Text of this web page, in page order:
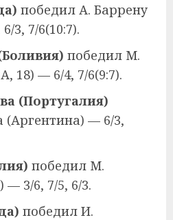
победил А. Баррену
3, 7/6(10:7).
победил М.
18) — 6/4, 7/6(9:7).
(Португалия)
(Аргентина) — 6/3,
победил М.
— 3/6, 7/5, 6/3.
победил И.